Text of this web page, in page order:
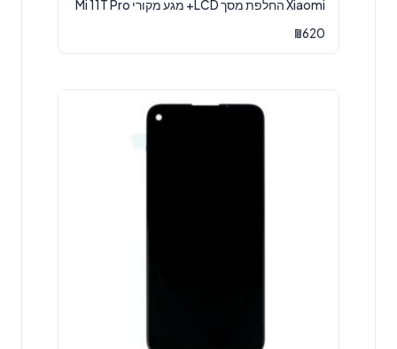
Xiaomi החלפת מסך LCD+ מגע מקורי Mi 11T Pro
₪620